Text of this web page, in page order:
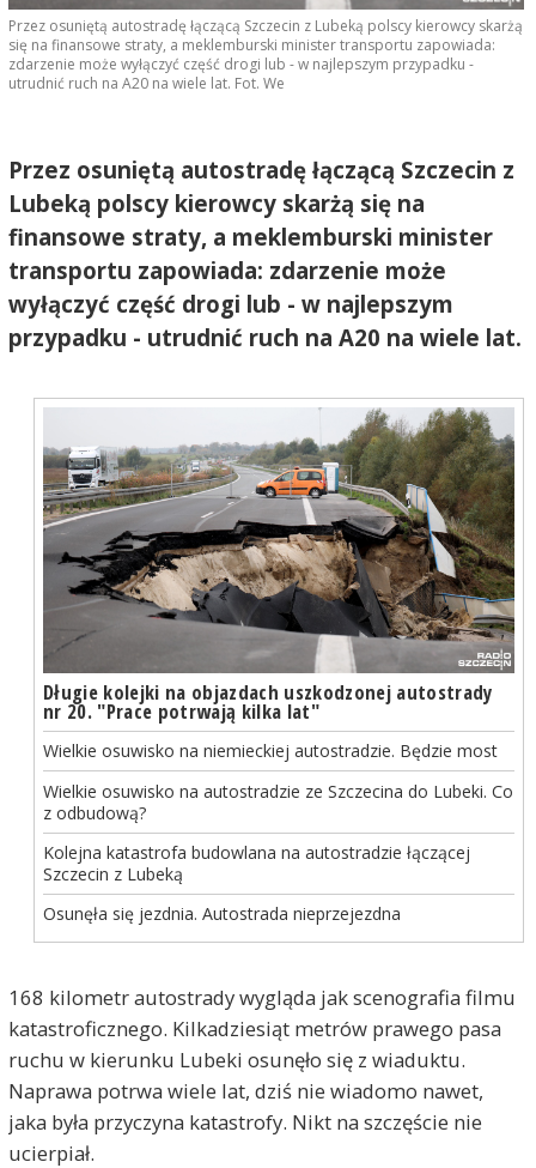
Przez osuniętą autostradę łączącą Szczecin z Lubeką polscy kierowcy skarżą
się na finansowe straty, a meklemburski minister transportu zapowiada:
zdarzenie może wyłączyć część drogi lub - w najlepszym przypadku -
utrudnić ruch na A20 na wiele lat. Fot. We
Przez osuniętą autostradę łączącą Szczecin z
Lubeką polscy kierowcy skarżą się na
finansowe straty, a meklemburski minister
transportu zapowiada: zdarzenie może
wyłączyć część drogi lub - w najlepszym
przypadku - utrudnić ruch na A20 na wiele lat.
Długie kolejki na objazdach uszkodzonej autostrady
nr 20. "Prace potrwają kilka lat"
Wielkie osuwisko na niemieckiej autostradzie. Będzie most
Wielkie osuwisko na autostradzie ze Szczecina do Lubeki. Co
z odbudową?
Kolejna katastrofa budowlana na autostradzie łączącej
Szczecin z Lubeką
Osunęła się jezdnia. Autostrada nieprzejezdna
168 kilometr autostrady wygląda jak scenografia filmu
katastroficznego. Kilkadziesiąt metrów prawego pasa
ruchu w kierunku Lubeki osunęło się z wiaduktu.
Naprawa potrwa wiele lat, dziś nie wiadomo nawet,
jaka była przyczyna katastrofy. Nikt na szczęście nie
ucierpiał.